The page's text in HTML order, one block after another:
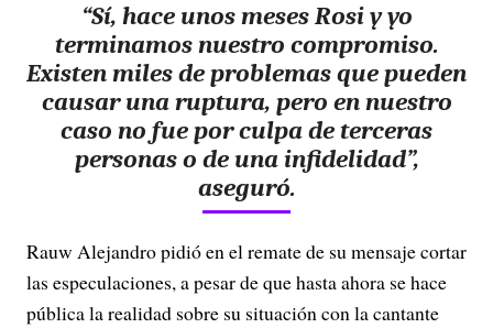
“Sí, hace unos meses Rosi y yo
terminamos nuestro compromiso.
Existen miles de problemas que pueden
causar una ruptura, pero en nuestro
caso no fue por culpa de terceras
personas o de una infidelidad”,
aseguró.
Rauw Alejandro pidió en el remate de su mensaje cortar
las especulaciones, a pesar de que hasta ahora se hace
pública la realidad sobre su situación con la cantante